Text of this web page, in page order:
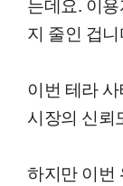
지 줄인 겁니
이번 테라
시장의 신뢰
하지만 이번